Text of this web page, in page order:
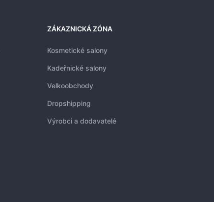
ZÁKAZNICKÁ ZÓNA
Kosmetické salony
Kadeřnické salony
Velkoobchody
Dropshipping
Výrobci a dodavatelé